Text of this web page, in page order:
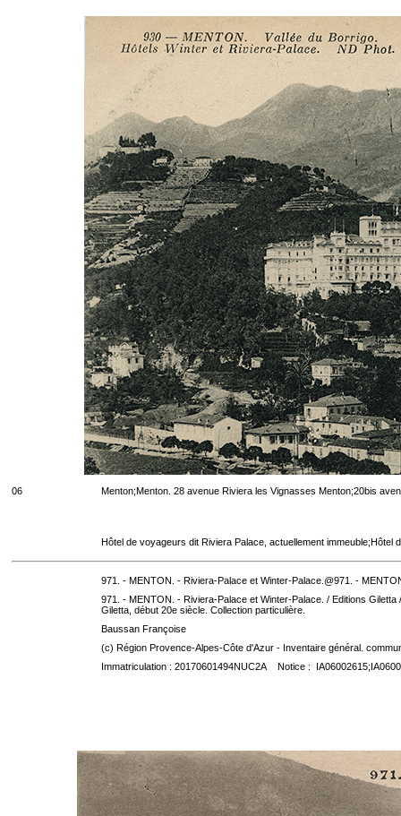
06 Menton;Menton. 28 avenue Riviera les Vignasses Menton;20bis
Hôtel de voyageurs dit Riviera Palace, actuellement immeuble;Hôtel
971. - MENTON. - Riviera-Palace et Winter-Palace.@971. -
971. - MENTON. - Riviera-Palace et Winter-Palace. / Editions
Giletta, début 20e siècle. Collection particulière.
Baussan Françoise
(c) Région Provence-Alpes-Côte d'Azur - Inventaire général.
Immatriculation : 20170601494NUC2A Notice :